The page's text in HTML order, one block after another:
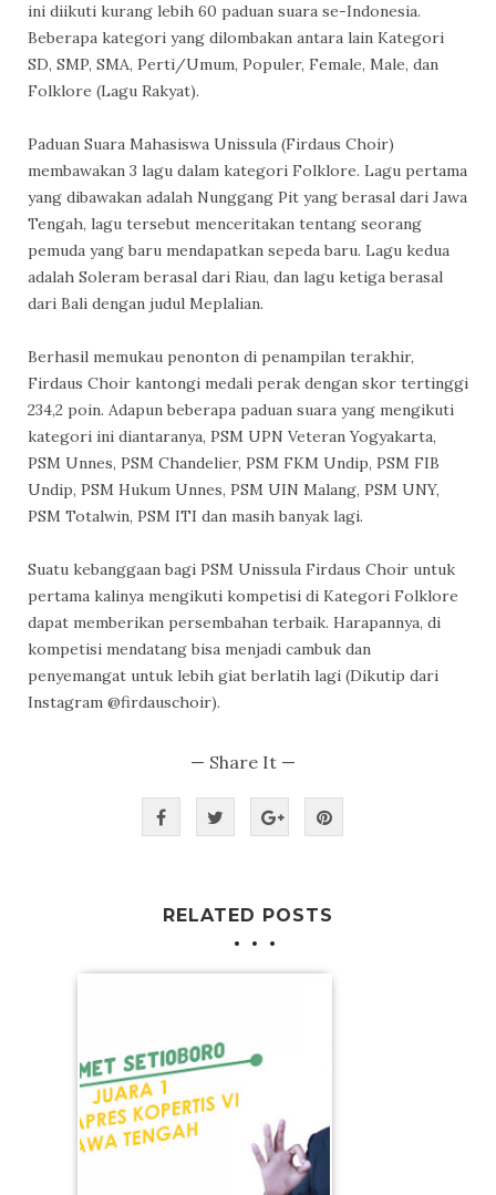
ini diikuti kurang lebih 60 paduan suara se-Indonesia.
Beberapa kategori yang dilombakan antara lain Kategori
SD, SMP, SMA, Perti/Umum, Populer, Female, Male, dan
Folklore (Lagu Rakyat).
Paduan Suara Mahasiswa Unissula (Firdaus Choir)
membawakan 3 lagu dalam kategori Folklore. Lagu pertama
yang dibawakan adalah Nunggang Pit yang berasal dari Jawa
Tengah, lagu tersebut menceritakan tentang seorang
pemuda yang baru mendapatkan sepeda baru. Lagu kedua
adalah Soleram berasal dari Riau, dan lagu ketiga berasal
dari Bali dengan judul Meplalian.
Berhasil memukau penonton di penampilan terakhir,
Firdaus Choir kantongi medali perak dengan skor tertinggi
234,2 poin. Adapun beberapa paduan suara yang mengikuti
kategori ini diantaranya, PSM UPN Veteran Yogyakarta,
PSM Unnes, PSM Chandelier, PSM FKM Undip, PSM FIB
Undip, PSM Hukum Unnes, PSM UIN Malang, PSM UNY,
PSM Totalwin, PSM ITI dan masih banyak lagi.
Suatu kebanggaan bagi PSM Unissula Firdaus Choir untuk
pertama kalinya mengikuti kompetisi di Kategori Folklore
dapat memberikan persembahan terbaik. Harapannya, di
kompetisi mendatang bisa menjadi cambuk dan
penyemangat untuk lebih giat berlatih lagi (Dikutip dari
Instagram @firdauschoir).
— Share It —
RELATED POSTS